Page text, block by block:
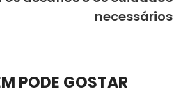
necessários
PODE GOSTAR